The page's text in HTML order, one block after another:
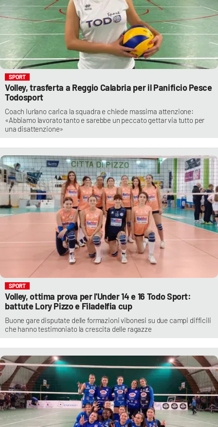
SPORT
Volley, trasferta a Reggio Calabria per il Panificio Pesce
Todosport
Coach Iurlano carica la squadra e chiede massima attenzione:
«Abbiamo lavorato tanto e sarebbe un peccato gettar via tutto per
una disattenzione»
SPORT
Volley, ottima prova per l'Under 14 e 16 Todo Sport:
battute Lory Pizzo e Filadelfia cup
Buone gare disputate delle formazioni vibonesi su due campi difficili
che hanno testimoniato la crescita delle ragazze